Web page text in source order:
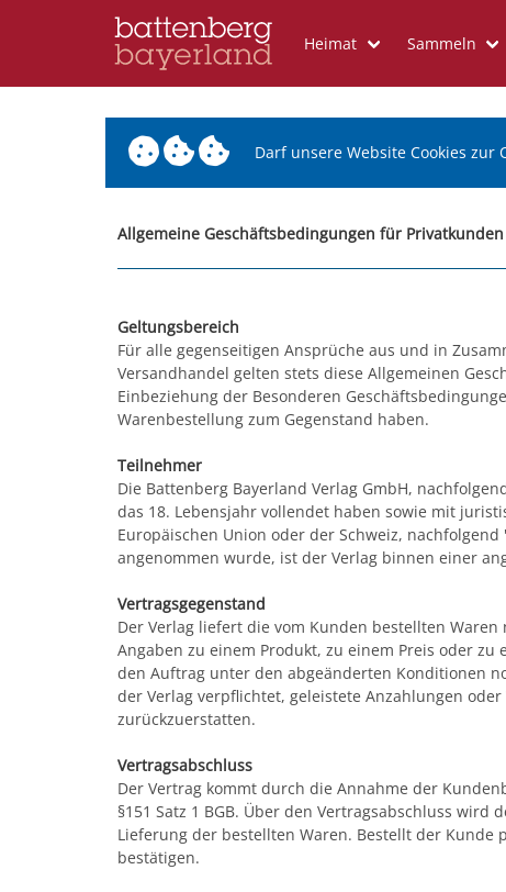
Heimat Sammeln
Darf unsere Website Cookies
Allgemeine Geschäftsbedingungen für Privatkunden
Geltungsbereich
Für alle gegenseitigen Ansprüche aus und in
Versandhandel gelten stets diese Allgemeinen
Einbeziehung der Besonderen
Warenbestellung zum Gegenstand haben.
Teilnehmer
Die Battenberg Bayerland Verlag GmbH,
das 18. Lebensjahr vollendet haben sowie mit
Europäischen Union oder der Schweiz,
angenommen wurde, ist der Verlag binnen einer
Vertragsgegenstand
Der Verlag liefert die vom Kunden bestellten
Angaben zu einem Produkt, zu einem Preis oder
den Auftrag unter den abgeänderten Konditionen
der Verlag verpflichtet, geleistete Anzahlungen
zurückzuerstatten.
Vertragsabschluss
Der Vertrag kommt durch die Annahme der
§151 Satz 1 BGB. Über den Vertragsabschluss
Lieferung der bestellten Waren. Bestellt der Kunde
bestätigen.